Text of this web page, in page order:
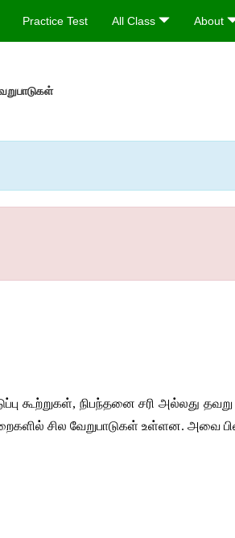
Practice Test All Class About
கூற்றுகள், நிபந்தனை சரி அல்லது தவறு
சில வேறுபாடுகள் உள்ளன. அவை